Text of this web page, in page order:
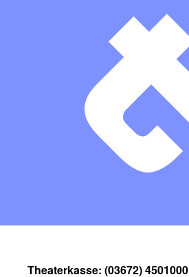
Theaterkasse: (03672) 4501000